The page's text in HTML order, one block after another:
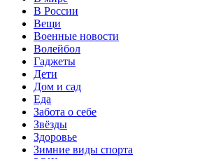
В России
Вещи
Военные новости
Волейбол
Гаджеты
Дети
Дом и сад
Еда
Забота о себе
Звёзды
Здоровье
Зимние виды спорта